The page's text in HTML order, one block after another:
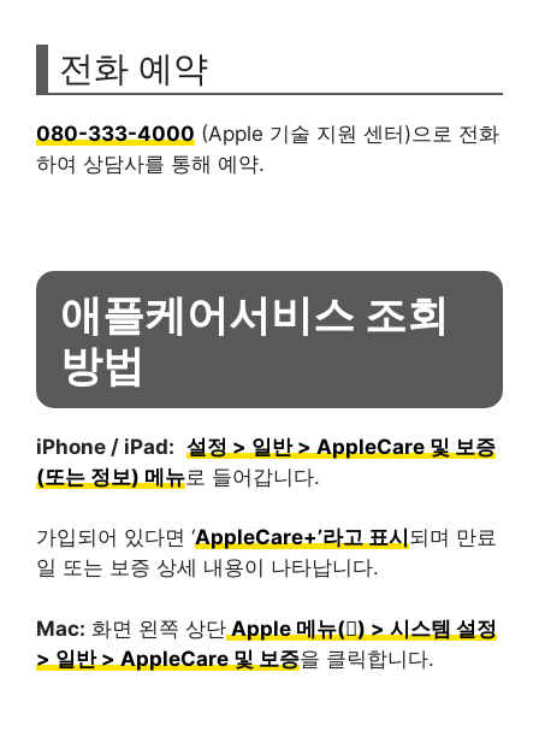
전화 예약
080-333-4000 (Apple 기술 지원 센터)으로 전화
하여 상담사를 통해 예약.
애플케어서비스 조회
방법
iPhone / iPad: 설정 > 일반 > AppleCare 및 보증
(또는 정보) 메뉴로 들어갑니다.
가입되어 있다면 ‘AppleCare+’라고 표시되며 만료
일 또는 보증 상세 내용이 나타납니다.
Mac: 화면 왼쪽 상단 Apple 메뉴() > 시스템 설정
> 일반 > AppleCare 및 보증을 클릭합니다.